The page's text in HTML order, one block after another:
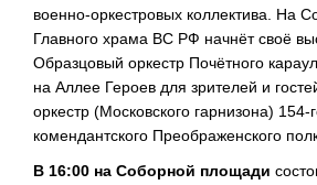
военно-оркестровых коллектива. На
Главного храма ВС РФ начнёт своё
Образцовый оркестр Почётного
на Аллее Героев для зрителей и
оркестр (Московского гарнизона) 154-
комендантского Преображенского
В 16:00 на Соборной площади